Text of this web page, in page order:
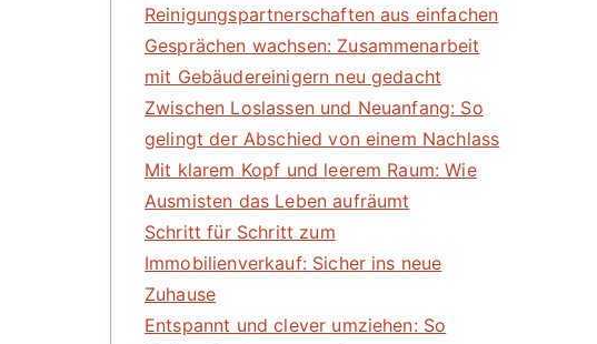
Reinigungspartnerschaften aus einfachen
Gesprächen wachsen: Zusammenarbeit
mit Gebäudereinigern neu gedacht
Zwischen Loslassen und Neuanfang: So
gelingt der Abschied von einem Nachlass
Mit klarem Kopf und leerem Raum: Wie
Ausmisten das Leben aufräumt
Schritt für Schritt zum
Immobilienverkauf: Sicher ins neue
Zuhause
Entspannt und clever umziehen: So